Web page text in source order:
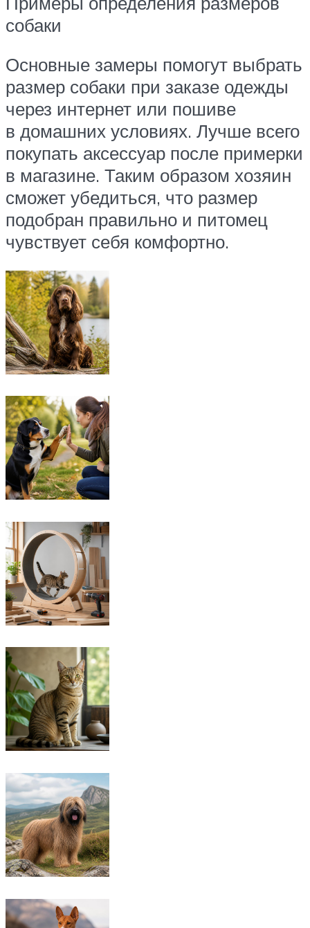
собаки
Основные замеры помогут выбрать
размер собаки при заказе одежды
через интернет или пошиве
в домашних условиях. Лучше всего
покупать аксессуар после примерки
в магазине. Таким образом хозяин
сможет убедиться, что размер
подобран правильно и питомец
чувствует себя комфортно.